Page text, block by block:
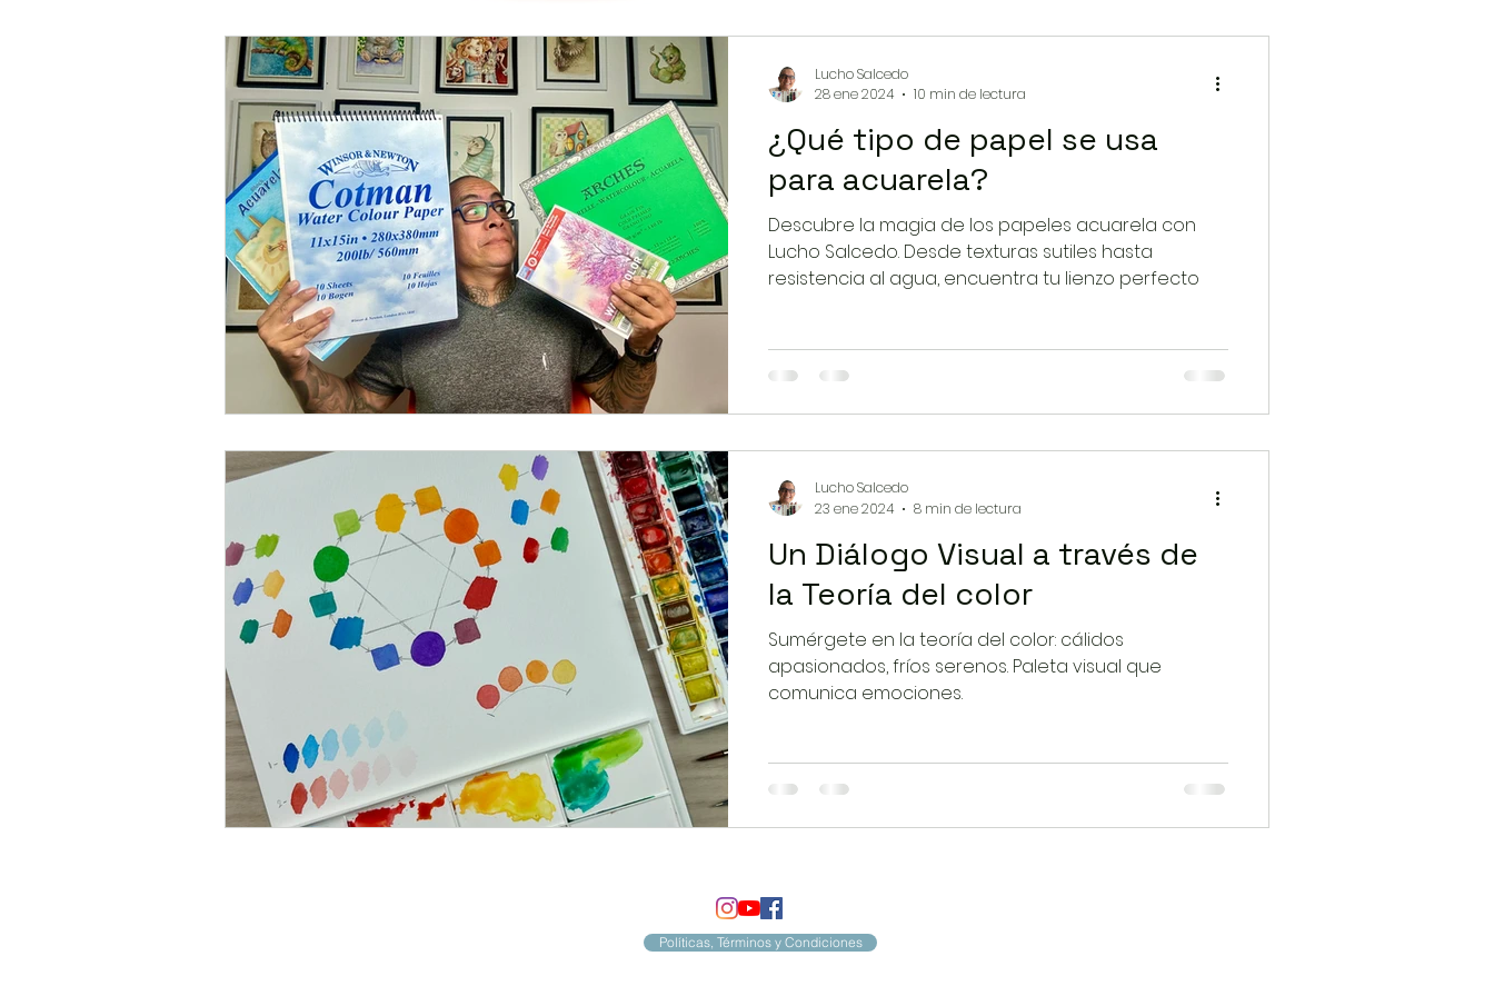
¿Qué tipo de papel se usa
para acuarela?
Descubre la magia de los papeles acuarela con
Lucho Salcedo. Desde texturas sutiles hasta
resistencia al agua, encuentra tu lienzo perfecto
Lucho Salcedo
28 ene 2024
10 min de lectura
Un Diálogo Visual a través de
la Teoría del color
Sumérgete en la teoría del color: cálidos
apasionados, fríos serenos. Paleta visual que
comunica emociones.
Lucho Salcedo
23 ene 2024
8 min de lectura
Políticas, Términos y Condiciones